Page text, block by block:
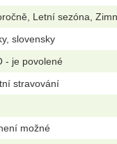
Letní sezóna,
slovensky
- je povolené
stravování
možné